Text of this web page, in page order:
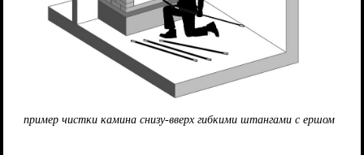
пример чистки камина снизу-вверх гибкими штангами с ершом